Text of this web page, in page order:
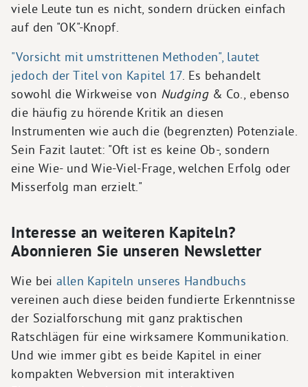
viele Leute tun es nicht, sondern drücken einfach
auf den "OK"-Knopf.
"Vorsicht mit umstrittenen Methoden", lautet
jedoch der Titel von Kapitel 17. Es behandelt
sowohl die Wirkweise von Nudging& Co., ebenso
die häufig zu hörende Kritik an diesen
Instrumenten wie auch die (begrenzten) Potenziale.
Sein Fazit lautet: "Oft ist es keine Ob-, sondern
eine Wie- und Wie-Viel-Frage, welchen Erfolg oder
Misserfolg man erzielt."
Interesse an weiteren Kapiteln?
Abonnieren Sie unseren Newsletter
Wie beiallen Kapiteln unseres Handbuchs
vereinen auch diese beiden fundierte Erkenntnisse
der Sozialforschung mit ganz praktischen
Ratschlägen für eine wirksamere Kommunikation.
Und wie immer gibt es beide Kapitel in einer
kompakten Webversion mit interaktiven